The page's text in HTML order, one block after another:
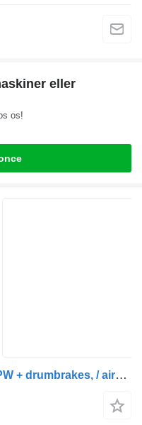
eller
os!
Krone 2-axle 20FT chassis / BPW + drumbrakes, / airsuspension / empty